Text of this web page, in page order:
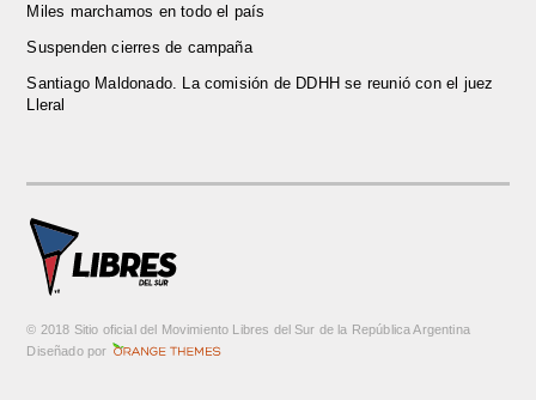
Miles marchamos en todo el país
Suspenden cierres de campaña
Santiago Maldonado. La comisión de DDHH se reunió con el juez
Lleral
© 2018 Sitio oficial del Movimiento Libres del Sur de la República Argentina
Diseñado por